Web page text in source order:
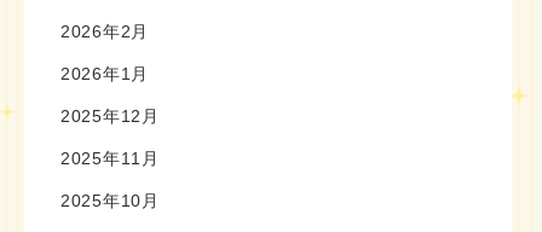
2026年2月
2026年1月
2025年12月
2025年11月
2025年10月